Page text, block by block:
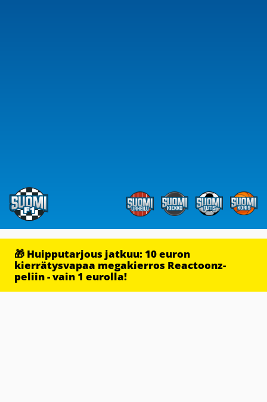
🎁 Huipputarjous jatkuu: 10 euron
kierrätysvapaa megakierros Reactoonz-
peliin - vain 1 eurolla!